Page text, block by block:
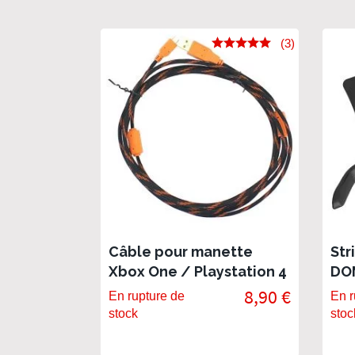
Câble pour manette
Xbox One / Playstation 4
(3)
En rupture de
stock
8,90 €
En